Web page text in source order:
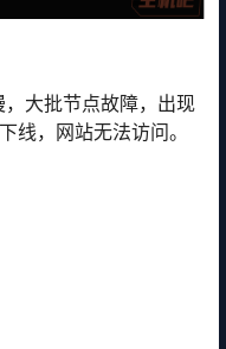
大批节点故障，出现
线，网站无法访问。